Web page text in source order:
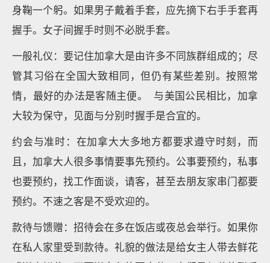
身鞠一个躬。如果男子戴着手套，应先摘下右手手套再
握手。女子间握手时则不必脱手套。
一般礼仪：要记住加拿大是由许多不同族群组成的；尽
管其习俗在全国大致相同，但仍有某些差别。按照常
情，最好的办法是客随主便。 与美国公民相比，加拿
大较为保守，见面与分别时握手是合宜的。
约会与准时：在加拿大大多地方都要求遵守时刻，而
且，加拿大人很多事情要事先预约。公事要预约，私事
也要预约，找工作面谈，请客，甚至去朋友家串门都要
预约。不速之客是不受欢迎的。
款待与馈赠：招待会在多在饭店或夜总会举行。如果你
在私人家里受到款待。礼貌的做法是给女主人带去鲜花